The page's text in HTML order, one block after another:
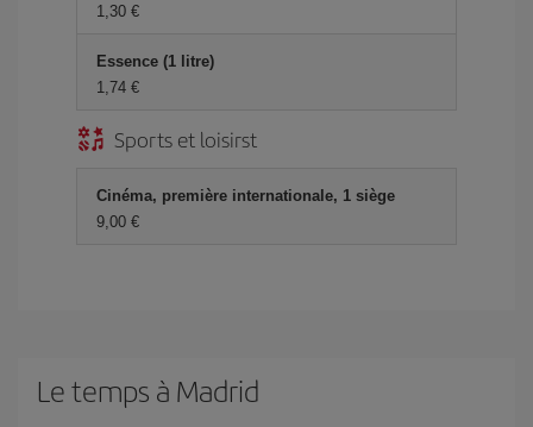
1,30 €
Essence (1 litre)
1,74 €
Sports et loisirst
Cinéma, première internationale, 1 siège
9,00 €
Le temps à Madrid